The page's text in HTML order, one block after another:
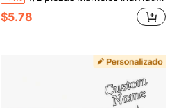
$5.78